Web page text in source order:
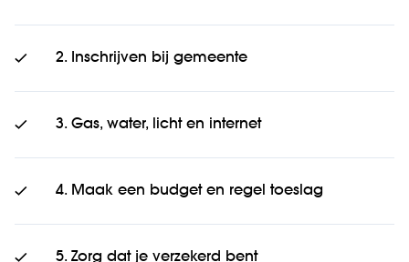
2. Inschrijven bij gemeente
3. Gas, water, licht en internet
4. Maak een budget en regel toeslag
5. Zorg dat je verzekerd bent